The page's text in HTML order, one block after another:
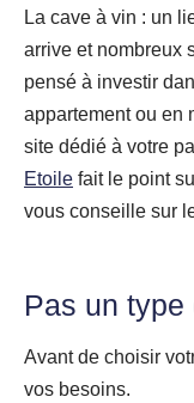
La cave à vin : un
arrive et nombreux
pensé à investir
appartement ou en
site dédié à votre
Etoile fait le point
vous conseille sur
Pas un
Avant de choisir
vos besoins.